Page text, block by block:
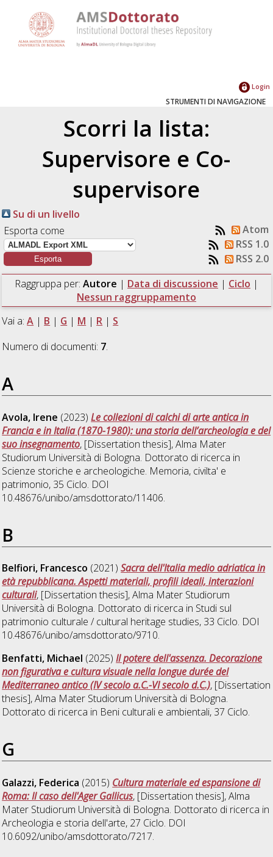
Login
STRUMENTI DI NAVIGAZIONE
Scorri la lista:
Supervisore e Co-
supervisore
Su di un livello
Esporta come
Atom
RSS 1.0
RSS 2.0
Raggruppa per: Autore | Data di discussione | Ciclo |
Nessun raggruppamento
Vai a:A | B | G | M | R | S
Numero di documenti: 7.
A
Avola, Irene (2023)Le collezioni di calchi di arte antica in
Francia e in Italia (1870-1980): una storia dell’archeologia e del
suo insegnamento, [Dissertation thesis], Alma Mater
Studiorum Università di Bologna. Dottorato di ricerca in
Scienze storiche e archeologiche. Memoria, civilta' e
patrimonio, 35 Ciclo. DOI
10.48676/unibo/amsdottorato/11406.
B
Belfiori, Francesco (2021)Sacra dell'Italia medio adriatica in
età repubblicana. Aspetti materiali, profili ideali, interazioni
culturali, [Dissertation thesis], Alma Mater Studiorum
Università di Bologna. Dottorato di ricerca in Studi sul
patrimonio culturale / cultural heritage studies, 33 Ciclo. DOI
10.48676/unibo/amsdottorato/9710.
Benfatti, Michael (2025)Il potere dell'assenza. Decorazione
non figurativa e cultura visuale nella longue durée del
Mediterraneo antico (IV secolo a.C.-VI secolo d.C.), [Dissertation
thesis], Alma Mater Studiorum Università di Bologna.
Dottorato di ricerca in Beni culturali e ambientali, 37 Ciclo.
G
Galazzi, Federica (2015) Cultura materiale ed espansione di
Roma: Il caso dell'Ager Gallicus, [Dissertation thesis], Alma
Mater Studiorum Università di Bologna. Dottorato di ricerca in
Archeologia e storia dell'arte, 27 Ciclo. DOI
10.6092/unibo/amsdottorato/7217.